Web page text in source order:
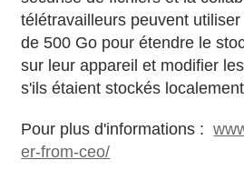
télétravailleurs peuvent
de 500 Go pour étendre le
sur leur appareil et modifier
s'ils étaient stockés
Pour plus d'informations :
er-from-ceo/